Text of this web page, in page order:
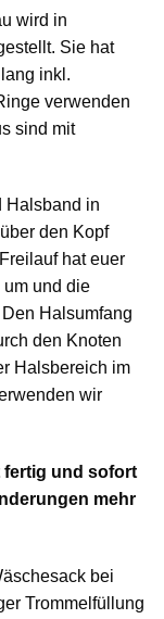
wird in
Sie hat
inkl.
verwenden
sind mit
Halsband in
den Kopf
hat euer
und die
Halsumfang
den Knoten
Halsbereich im
wir
fertig und sofort
mehr
bei
Trommelfüllung